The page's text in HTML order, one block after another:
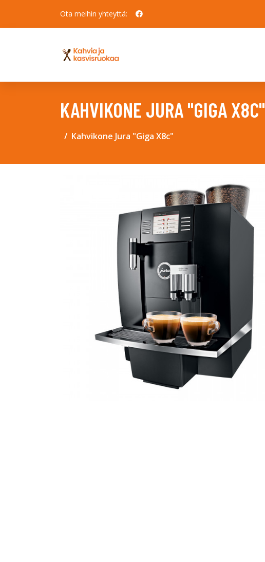
Ota meihin yhteyttä:
KAHVIKONE JURA "GIGA X8C"
Kahvikone Jura "Giga X8c"